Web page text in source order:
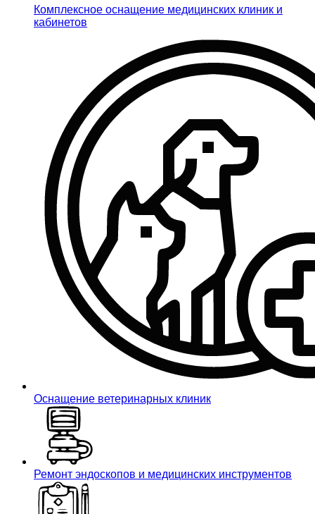
Комплексное оснащение медицинских клиник и
кабинетов
Оснащение ветеринарных клиник
Ремонт эндоскопов и медицинских инструментов